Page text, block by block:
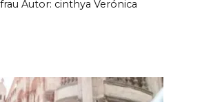
Autor: cinthya Verónica